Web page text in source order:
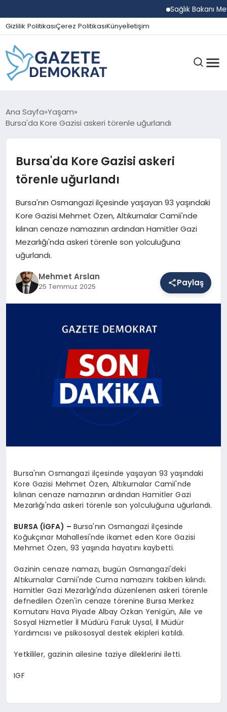
Sağlık Bakanı
Gizlilik PolitikasıÇerez PolitikasıKünyeİletişim
GÜNDEM
SPOR
SAĞLIK
Ana Sayfa Yaşam
Bursa'da Kore Gazisi askeri törenle uğurlandı
Bursa'da Kore Gazisi askeri
törenle uğurlandı
Bursa'nın Osmangazi ilçesinde yaşayan 93 yaşındaki
Kore Gazisi Mehmet Özen, Altıkurnalar Camii'nde
kılınan cenaze namazının ardından Hamitler Gazi
Mezarlığı'nda askeri törenle son yolculuğuna
uğurlandı.
Mehmet Arslan
25 Temmuz 2025 Paylaş
Bursa'nın Osmangazi ilçesinde yaşayan 93 yaşındaki
Kore Gazisi Mehmet Özen, Altıkurnalar Camii'nde
kılınan cenaze namazının ardından Hamitler Gazi
Mezarlığı'nda askeri törenle son yolculuğuna uğurlandı.
BURSA (İGFA) – Bursa'nın Osmangazi ilçesinde
Koğukçınar Mahallesi'nde ikamet eden Kore Gazisi
Mehmet Özen, 93 yaşında hayatını kaybetti.
Gazinin cenaze namazı, bugün Osmangazi'deki
Altıkurnalar Camii'nde Cuma namazını takiben kılındı.
Hamitler Gazi Mezarlığı'nda düzenlenen askeri törenle
defnedilen Özen'in cenaze törenine Bursa Merkez
Komutanı Hava Piyade Albay Özkan Yenigün, Aile ve
Sosyal Hizmetler İl Müdürü Faruk Uysal, İl Müdür
Yardımcısı ve psikososyal destek ekipleri katıldı.
Yetkililer, gazinin ailesine taziye dileklerini iletti.
IGF